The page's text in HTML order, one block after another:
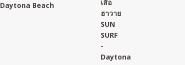
Daytona Beach